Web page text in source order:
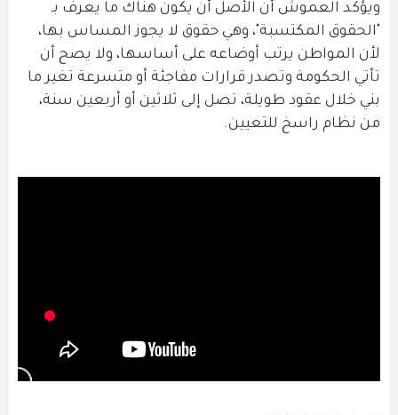
ويؤكد العموش أن الأصل أن يكون هناك ما يعرف بـ
"الحقوق المكتسبة"، وهي حقوق لا يجوز المساس بها،
لأن المواطن يرتب أوضاعه على أساسها، ولا يصح أن
تأتي الحكومة وتصدر قرارات مفاجئة أو متسرعة تغير ما
بني خلال عقود طويلة، تصل إلى ثلاثين أو أربعين سنة،
من نظام راسخ للتعيين.